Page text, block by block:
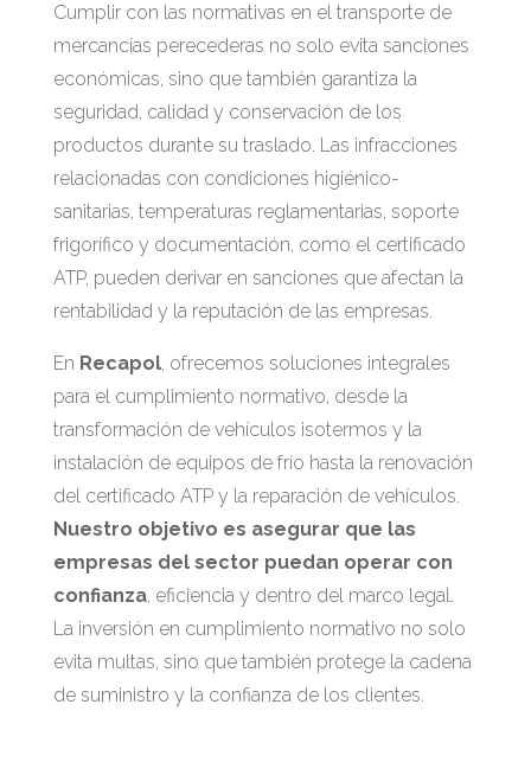
Cumplir con las normativas en el transporte de
mercancías perecederas no solo evita sanciones
económicas, sino que también garantiza la
seguridad, calidad y conservación de los
productos durante su traslado. Las infracciones
relacionadas con condiciones higiénico-
sanitarias, temperaturas reglamentarias, soporte
frigorífico y documentación, como el certificado
ATP, pueden derivar en sanciones que afectan la
rentabilidad y la reputación de las empresas.
En Recapol, ofrecemos soluciones integrales
para el cumplimiento normativo, desde la
transformación de vehículos isotermos y la
instalación de equipos de frío hasta la renovación
del certificado ATP y la reparación de vehículos.
Nuestro objetivo es asegurar que las
empresas del sector puedan operar con
confianza, eficiencia y dentro del marco legal.
La inversión en cumplimiento normativo no solo
evita multas, sino que también protege la cadena
de suministro y la confianza de los clientes.